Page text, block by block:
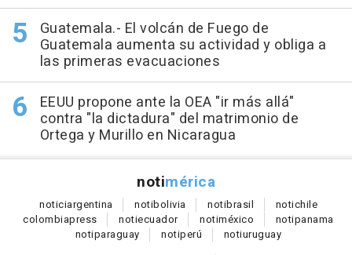
Guatemala.- El volcán de Fuego de
Guatemala aumenta su actividad y obliga a
las primeras evacuaciones
EEUU propone ante la OEA "ir más allá"
contra "la dictadura" del matrimonio de
Ortega y Murillo en Nicaragua
notimérica
noticiargentina notibolivia notibrasil notichile
colombiapress notiecuador notiméxico notipanama
notiparaguay notiperú notiuruguay